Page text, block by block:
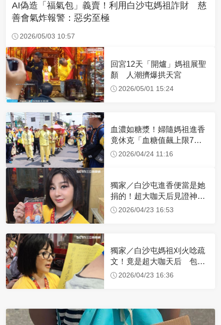
AI偽造「福氣包」義賣！利用白沙屯媽祖詐財 慈
善會氣炸報警：惡劣至極
2026/05/03 10:57
回宮12天「開爐」媽祖展聖
顏 人潮擠爆拱天宮
2026/05/01 15:24
血濃如糖漿！婦隨媽祖進香
竟休克「血糖值飆上限7
倍」 醫曝原因
2026/04/24 11:16
獨家／白沙屯進香便當是她
捐的！超大咖天后見證神
蹟 一靠近媽祖就爆哭
2026/04/23 16:53
獨家／白沙屯媽祖刈火唸疏
文！竟是超大咖天后 包尿
布忍尿5小時不喊累
2026/04/23 16:36